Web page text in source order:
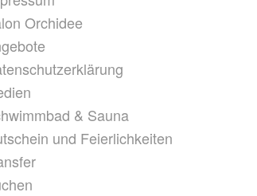
Orchidee
& Sauna
und Feierlichkeiten